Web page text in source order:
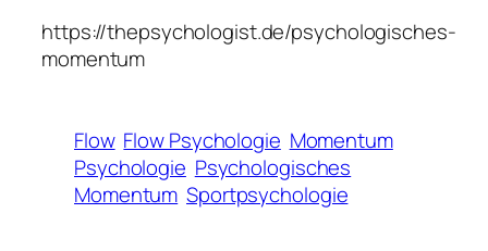
https://thepsychologist.de/psychologisches-
momentum
Flow Flow Psychologie Momentum
Psychologie Psychologisches
Momentum Sportpsychologie